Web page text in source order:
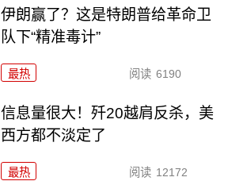
伊朗赢了？这是特朗普给革命卫
队下“精准毒计”
最热 阅读 6190
信息量很大！歼20越肩反杀，美
西方都不淡定了
最热 阅读 12172